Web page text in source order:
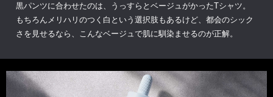
黒パンツに合わせたのは、うっすらとベージュがかったTシャツ。
もちろんメリハリのつく白という選択肢もあるけど、都会のシック
さを見せるなら、こんなベージュで肌に馴染ませるのが正解。